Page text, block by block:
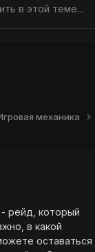
в этой теме...
механика
рейд, который
в какой
оставаться